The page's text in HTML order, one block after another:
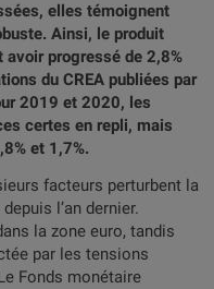
elles témoignent
Ainsi, le produit
progressé de 2,8%
du CREA publiées par
2019 et 2020, les
certes en repli, mais
et 1,7%.
facteurs perturbent la
l’an dernier.
la zone euro, tandis
par les tensions
Fonds monétaire